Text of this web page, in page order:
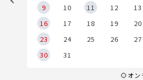
9
10 11 12 13
16
17 18 19 20
23
24 25 26 27
30
31
オン